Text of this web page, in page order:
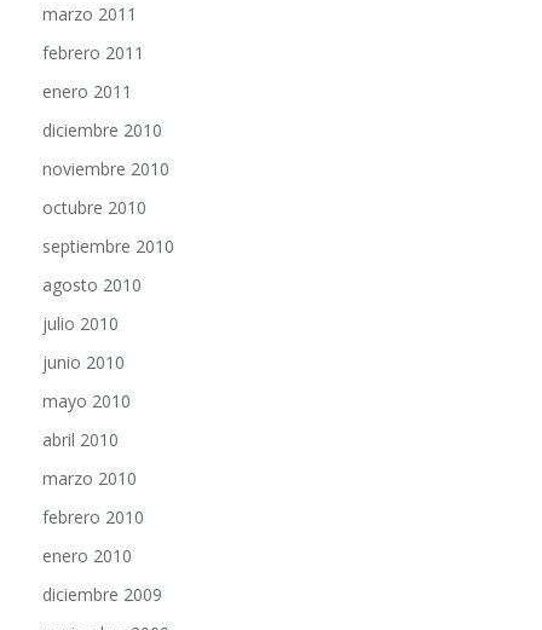
febrero 2011
enero 2011
diciembre 2010
noviembre 2010
octubre 2010
septiembre 2010
agosto 2010
julio 2010
junio 2010
mayo 2010
abril 2010
marzo 2010
febrero 2010
enero 2010
diciembre 2009
noviembre 2009